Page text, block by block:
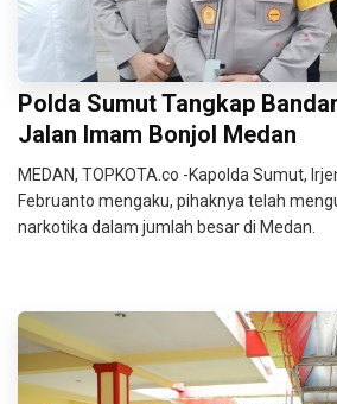
Polda Sumut Tangkap
Jalan Imam Bonjol Medan
MEDAN, TOPKOTA.co -Kapolda Sumut,
Februanto mengaku, pihaknya telah
narkotika dalam jumlah besar di Medan.